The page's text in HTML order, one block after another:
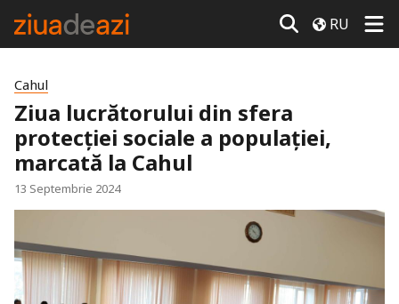
RU
Cahul
Ziua lucrătorului din sfera
protecției sociale a populației,
marcată la Cahul
13 Septembrie 2024